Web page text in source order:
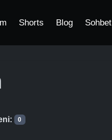
Shorts Blog Sohbet
0